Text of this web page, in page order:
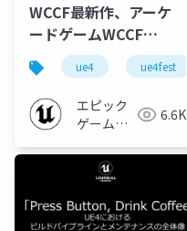
WCCF最新作、アーケ
ードゲームWCCF
FOOTISTA 2019はこう
やって進化した
【UNREAL FEST EAST
2019】
ue4 ue4fest
エピック
ゲームズ
6.6K